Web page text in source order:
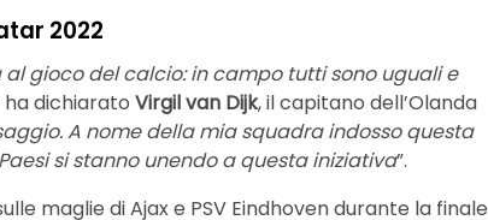
2022
gioco del calcio: in campo tutti sono uguali e
dichiarato Virgil van Dijk, il capitano dell’Olanda
A nome della mia squadra indosso questa
si stanno unendo a questa iniziativa”.
maglie di Ajax e PSV Eindhoven durante la finale